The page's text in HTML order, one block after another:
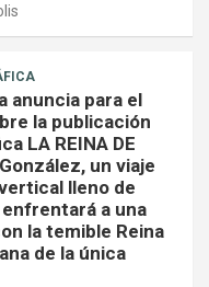
anuncia para el
la publicación
LA REINA DE
un viaje
lleno de
a una
la temible Reina
de la única